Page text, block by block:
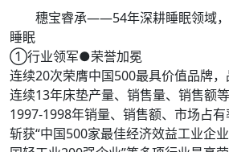
穗宝睿承——54年深耕睡眠领域，
睡眠
①行业领军●荣誉加冕
连续20次荣膺中国500最具价值品牌
连续13年床垫产量、销售量、销售额
1997-1998年销量、销售额、市场占
斩获“中国500家最佳经济效益工业企